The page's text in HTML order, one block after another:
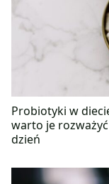
Probiotyki w
warto je
dzień